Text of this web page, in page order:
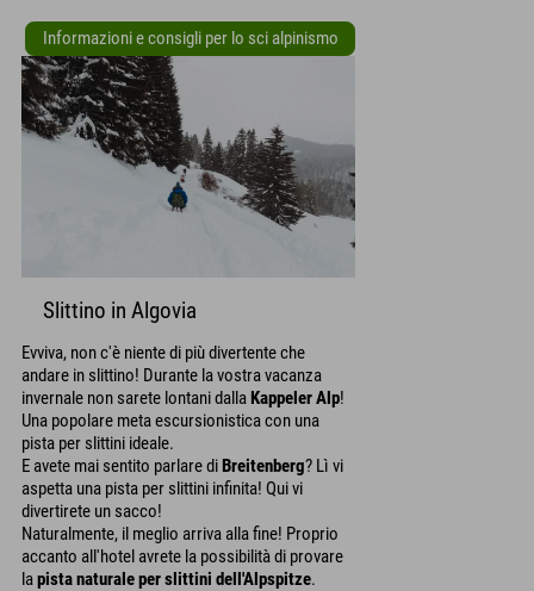
Informazioni e consigli per lo sci alpinismo
Slittino in Algovia
Evviva, non c'è niente di più divertente che
andare in slittino! Durante la vostra vacanza
invernale non sarete lontani dallaKappeler Alp!
Una popolare meta escursionistica con una
pista per slittini ideale.
E avete mai sentito parlare diBreitenberg? Lì vi
aspetta una pista per slittini infinita! Qui vi
divertirete un sacco!
Naturalmente, il meglio arriva alla fine! Proprio
accanto all'hotel avrete la possibilità di provare
lapista naturale per slittini dell'Alpspitze.